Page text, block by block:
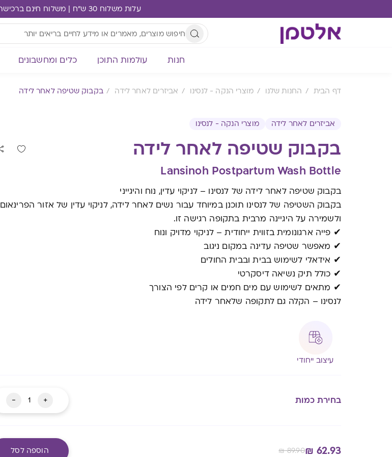
עלות משלוח 30 ש"ח | משלוח חינם ברכישה מעל 249 ₪
חנות עולמות התוכן כלים ומחשבונים
דף הבית החנות שלנו מוצרי הנקה - לנסינו אביזרים לאחר לידה בקבוק שטיפה לאחר לידה
אביזרים לאחר לידה מוצרי הנקה - לנסינו
בקבוק שטיפה לאחר לידה
Lansinoh Postpartum Wash Bottle
בקבוק שטיפה לאחר לידה של לנסינו – לניקוי עדין, נוח והיגייני
בקבוק השטיפה של לנסינו תוכנן במיוחד עבור נשים לאחר לידה, לניקוי עדין של אזור הפרינאום
ולשמירה על היגיינה מרבית בתקופה רגישה זו.
✔ פייה ארגונומית בזווית ייחודית – לניקוי מדויק ונוח
✔ מאפשר שטיפה עדינה במקום ניגוב
✔ אידאלי לשימוש בבית ובבית החולים
✔ כולל תיק נשיאה דיסקרטי
✔ מתאים לשימוש עם מים חמים או קרים לפי הצורך
לנסינו – הקלה גם לתקופה שלאחר לידה
עיצוב ייחודי
בחירת כמות +
כמות
של
שטיפה
לאחר
-
₪ 62.93
₪89.90 הוספה לסל